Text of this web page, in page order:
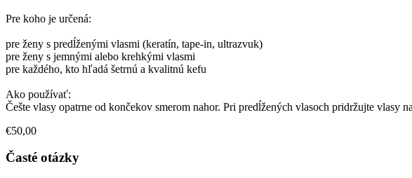
Pre koho je určená:
pre ženy s predĺženými vlasmi (keratín, tape-in, ultrazvuk)
pre ženy s jemnými alebo krehkými vlasmi
pre každého, kto hľadá šetrnú a kvalitnú kefu
Ako používať:
Češte vlasy opatrne od končekov smerom nahor. Pri predĺžených vlasoch pridržujte vlasy
€50,00
Časté otázky